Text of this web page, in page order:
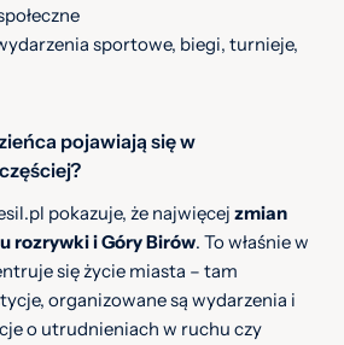
sportowe, biegi, turnieje,
pojawiają się w
pokazuje, że najwięcej zmian
rozrywki i Góry Birów. To właśnie w
się życie miasta – tam
organizowane są wydarzenia i
o utrudnieniach w ruchu czy